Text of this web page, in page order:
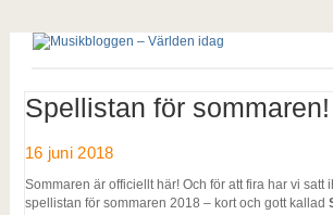
Spellistan för sommaren!
16 juni 2018
Sommaren är officiellt här! Och för att fira har vi satt
spellistan för sommaren 2018 – kort och gott kallad